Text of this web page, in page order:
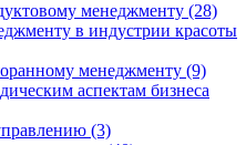
менеджменту (28)
в индустрии красоты
менеджменту (9)
аспектам бизнеса
(3)